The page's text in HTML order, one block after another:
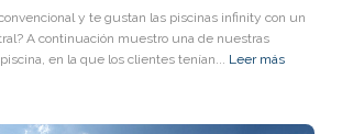
y te gustan las piscinas infinity con un
A continuación muestro una de nuestras
en la que los clientes tenían... Leer más